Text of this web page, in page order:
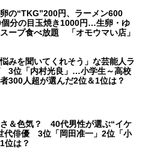
の“TKG”200円、ラーメン600
個分の目玉焼き1000円…生卵・ゆ
ープ食べ放題 「オモウマい店」
悩みを聞いてくれそう」な芸能人ラ
3位「内村光良」…小学生～高校
300人超が選んだ2位＆1位は？
＆色気？ 40代男性が選ぶ“イケ
代俳優 3位「岡田准一」2位「小
位は？